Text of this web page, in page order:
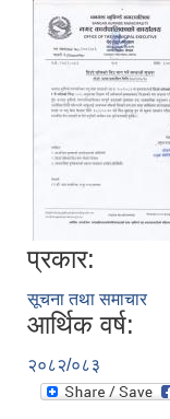
प्रकार:
सूचना तथा समाचार
आर्थिक वर्ष:
२०८२/०८३